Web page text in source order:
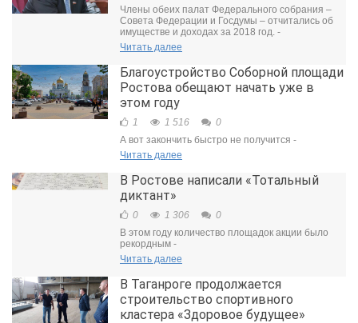
Члены обеих палат Федерального собрания –
Совета Федерации и Госдумы – отчитались об
имуществе и доходах за 2018 год. -
Читать далее
Благоустройство Соборной площади
Ростова обещают начать уже в
этом году
1 1 516
0
А вот закончить быстро не получится -
Читать далее
В Ростове написали «Тотальный
диктант»
0 1 306
0
В этом году количество площадок акции было
рекордным -
Читать далее
В Таганроге продолжается
строительство спортивного
кластера «Здоровое будущее»